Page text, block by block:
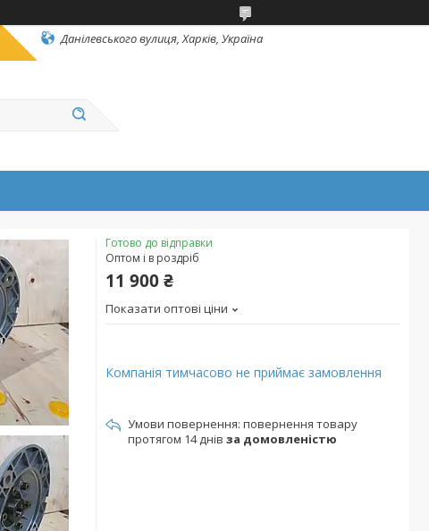
Данілевського вулиця, Харків, Україна
Готово до відправки
Оптом і в роздріб
11 900 ₴
Показати оптові ціни
Компанія тимчасово не приймає замовлення
повернення товару
протягом 14 днів за домовленістю